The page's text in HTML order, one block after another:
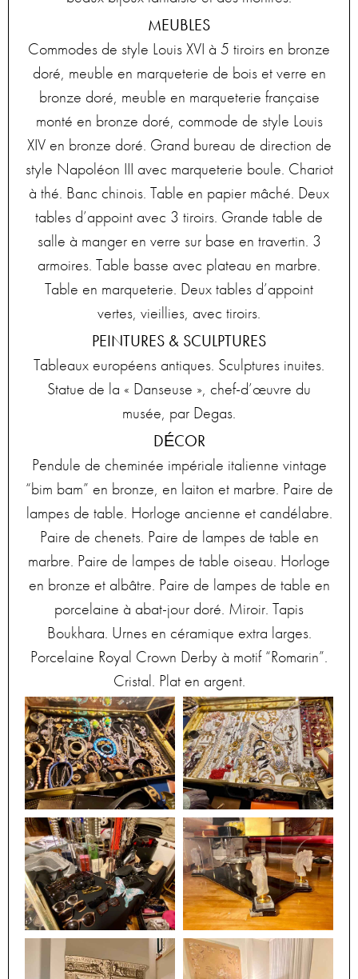
MEUBLES
Commodes de style Louis XVI à 5 tiroirs en bronze
doré, meuble en marqueterie de bois et verre en
bronze doré, meuble en marqueterie française
monté en bronze doré, commode de style Louis
XIV en bronze doré. Grand bureau de direction de
style Napoléon III avec marqueterie boule. Chariot
à thé. Banc chinois. Table en papier mâché. Deux
tables d’appoint avec 3 tiroirs. Grande table de
salle à manger en verre sur base en travertin. 3
armoires. Table basse avec plateau en marbre.
Table en marqueterie. Deux tables d’appoint
vertes, vieillies, avec tiroirs.
PEINTURES & SCULPTURES
Tableaux européens antiques. Sculptures inuites.
Statue de la « Danseuse », chef-d’œuvre du
musée, par Degas.
DÉCOR
Pendule de cheminée impériale italienne vintage
“bim bam” en bronze, en laiton et marbre. Paire de
lampes de table. Horloge ancienne et candélabre.
Paire de chenets. Paire de lampes de table en
marbre. Paire de lampes de table oiseau. Horloge
en bronze et albâtre. Paire de lampes de table en
porcelaine à abat-jour doré. Miroir. Tapis
Boukhara. Urnes en céramique extra larges.
Porcelaine Royal Crown Derby à motif “Romarin”.
Cristal. Plat en argent.